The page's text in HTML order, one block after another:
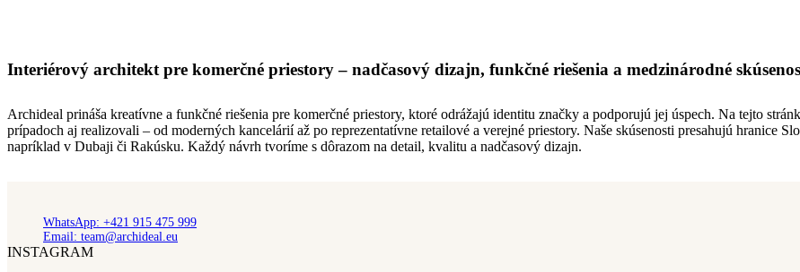
Interiérový architekt pre komerčné priestory – nadčasový dizajn, funkčné riešenia a medzinárodné
Archideal prináša kreatívne a funkčné riešenia pre komerčné priestory, ktoré odrážajú identitu značky a podporujú jej úspech. Na tejto
prípadoch aj realizovali – od moderných kancelárií až po reprezentatívne retailové a verejné priestory. Naše skúsenosti presahujú hranice
napríklad v Dubaji či Rakúsku. Každý návrh tvoríme s dôrazom na detail, kvalitu a nadčasový dizajn.
WhatsApp: +421 915 475 999
Email: team@archideal.eu
INSTAGRAM